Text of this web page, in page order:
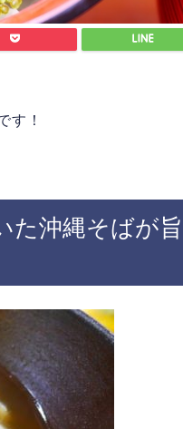
す！
た沖縄そばが旨